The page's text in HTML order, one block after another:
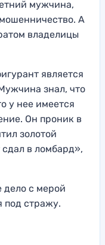
мужчина,
А
владелицы
является
знал, что
у нее имеется
Он проник в
золотой
в ломбард»,
дело с мерой
под стражу.